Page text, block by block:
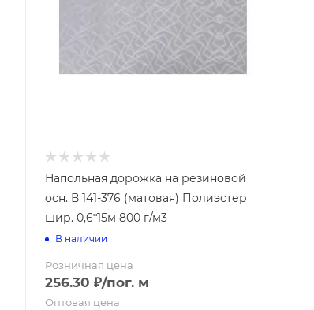
Напольная дорожка на резиновой
осн. В 141-376 (матовая) Полиэстер
шир. 0,6*15м 800 г/м3
В наличии
Розничная цена
256.30 ₽/пог. м
Оптовая цена
Ножницы
Ножовки
Плодосъемники
Секаторы